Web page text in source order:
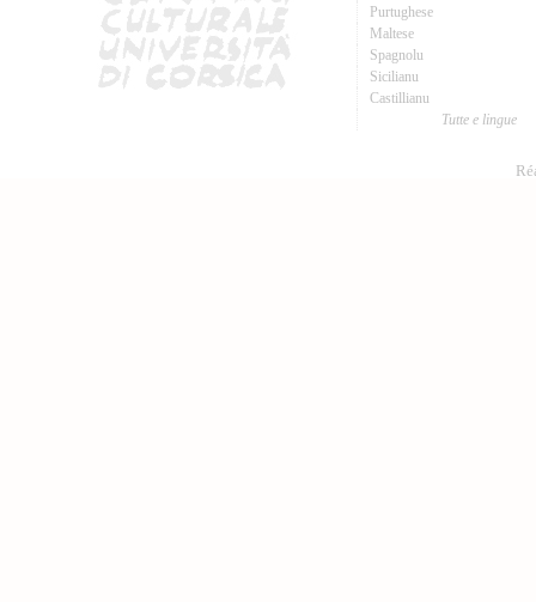
Purtughese
Maltese
Spagnolu
Sicilianu
Castillianu
Tutte e lingue